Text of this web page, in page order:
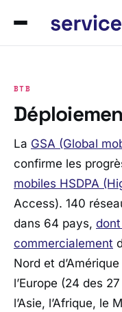
BTB
La GSA (Global
confirme les
mobiles HSDPA
Access). 140
dans 64 pays,
commercialement
Nord et
l’Europe (24 des
l’Asie, l’Afrique, le